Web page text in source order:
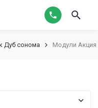
Дуб сонома Модули Акция